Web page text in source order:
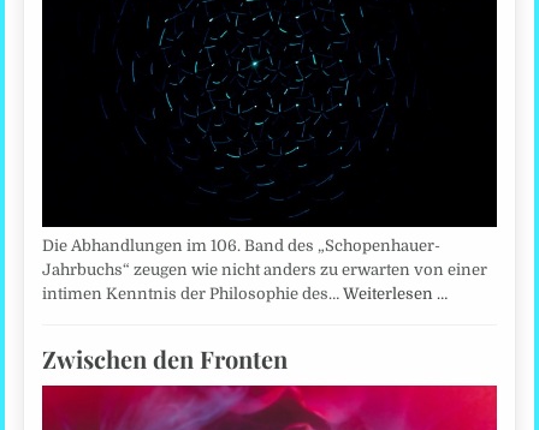
Die Abhandlungen im 106. Band des „Schopenhauer-
Jahrbuchs“ zeugen wie nicht anders zu erwarten von einer
intimen Kenntnis der Philosophie des…Weiterlesen …
Zwischen den Fronten